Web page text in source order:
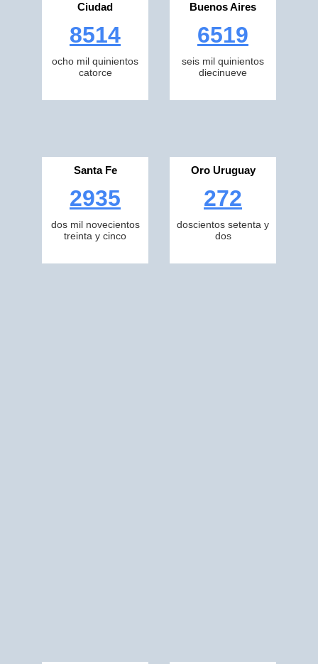
Ciudad
8514
ocho mil quinientos
catorce
Buenos Aires
6519
seis mil quinientos
diecinueve
Santa Fe
2935
dos mil novecientos
treinta y cinco
Oro Uruguay
272
doscientos setenta y
dos